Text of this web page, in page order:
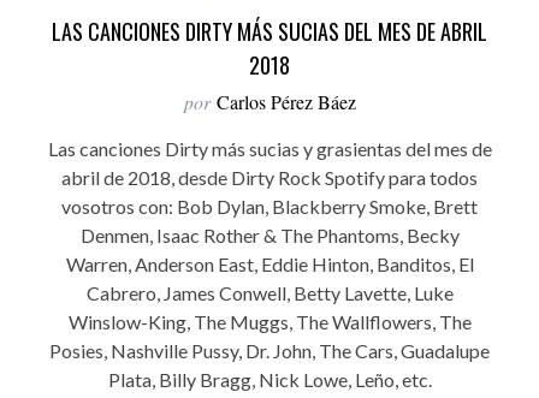
LAS CANCIONES DIRTY MÁS SUCIAS DEL MES DE ABRIL
2018
por Carlos Pérez Báez
Las canciones Dirty más sucias y grasientas del mes de
abril de 2018, desde Dirty Rock Spotify para todos
vosotros con: Bob Dylan, Blackberry Smoke, Brett
Denmen, Isaac Rother & The Phantoms, Becky
Warren, Anderson East, Eddie Hinton, Banditos, El
Cabrero, James Conwell, Betty Lavette, Luke
Winslow-King, The Muggs, The Wallflowers, The
Posies, Nashville Pussy, Dr. John, The Cars, Guadalupe
Plata, Billy Bragg, Nick Lowe, Leño, etc.